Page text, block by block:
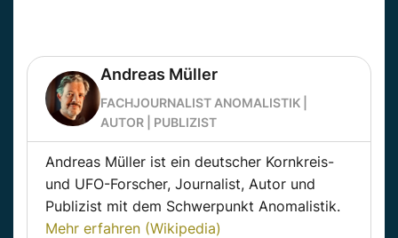
Andreas Müller
FACHJOURNALIST ANOMALISTIK |
AUTOR | PUBLIZIST
Andreas Müller ist ein deutscher Kornkreis-
und UFO-Forscher, Journalist, Autor und
Publizist mit dem Schwerpunkt Anomalistik.
Mehr erfahren (Wikipedia)